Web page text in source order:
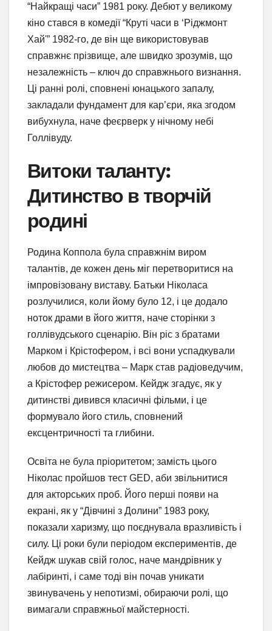
“Найкращі часи” 1981 року. Дебют у великому
кіно стався в комедії “Круті часи в ‘Ріджмонт
Хай'” 1982-го, де він ще використовував
справжнє прізвище, але швидко зрозумів, що
незалежність – ключ до справжнього визнання.
Ці ранні ролі, сповнені юнацького запалу,
закладали фундамент для кар’єри, яка згодом
вибухнула, наче феєрверк у нічному небі
Голлівуду.
Витоки таланту:
Дитинство в творчій
родині
Родина Коппола була справжнім виром
талантів, де кожен день міг перетворитися на
імпровізовану виставу. Батьки Ніколаса
розлучилися, коли йому було 12, і це додало
ноток драми в його життя, наче сторінки з
голлівудського сценарію. Він ріс з братами
Марком і Крістофером, і всі вони успадкували
любов до мистецтва – Марк став радіоведучим,
а Крістофер режисером. Кейдж згадує, як у
дитинстві дивився класичні фільми, і це
формувало його стиль, сповнений
ексцентричності та глибини.
Освіта не була пріоритетом; замість цього
Ніколас пройшов тест GED, аби звільнитися
для акторських проб. Його перші появи на
екрані, як у “Дівчині з Долини” 1983 року,
показали харизму, що поєднувала вразливість і
силу. Ці роки були періодом експериментів, де
Кейдж шукав свій голос, наче мандрівник у
лабіринті, і саме тоді він почав уникати
звинувачень у непотизмі, обираючи ролі, що
вимагали справжньої майстерності.